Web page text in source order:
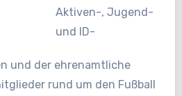
Aktiven-, Jugend-
und ID-
und der ehrenamtliche
rund um den Fußball